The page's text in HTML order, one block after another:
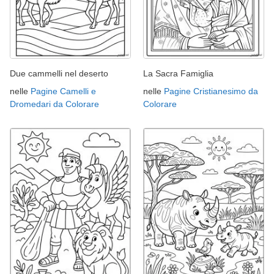
Due cammelli nel deserto
nelle Pagine Camelli e
Dromedari da Colorare
La Sacra Famiglia
nelle Pagine Cristianesimo da
Colorare